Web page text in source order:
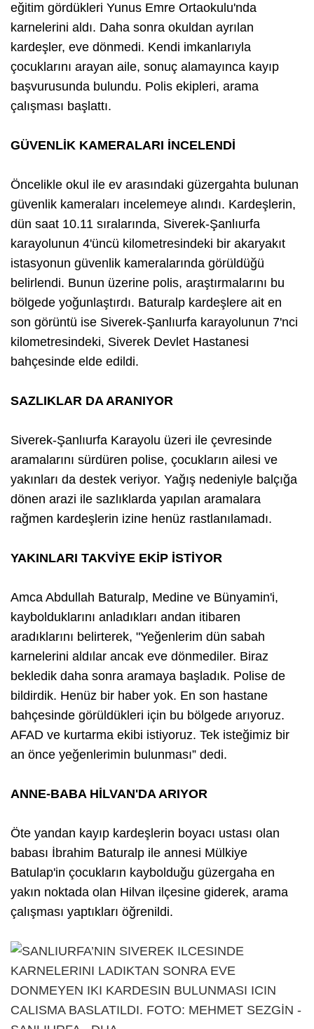
eğitim gördükleri Yunus Emre Ortaokulu'nda
karnelerini aldı. Daha sonra okuldan ayrılan
kardeşler, eve dönmedi. Kendi imkanlarıyla
çocuklarını arayan aile, sonuç alamayınca kayıp
başvurusunda bulundu. Polis ekipleri, arama
çalışması başlattı.
GÜVENLİK KAMERALARI İNCELENDİ
Öncelikle okul ile ev arasındaki güzergahta bulunan
güvenlik kameraları incelemeye alındı. Kardeşlerin,
dün saat 10.11 sıralarında, Siverek-Şanlıurfa
karayolunun 4'üncü kilometresindeki bir akaryakıt
istasyonun güvenlik kameralarında görüldüğü
belirlendi. Bunun üzerine polis, araştırmalarını bu
bölgede yoğunlaştırdı. Baturalp kardeşlere ait en
son görüntü ise Siverek-Şanlıurfa karayolunun 7'nci
kilometresindeki, Siverek Devlet Hastanesi
bahçesinde elde edildi.
SAZLIKLAR DA ARANIYOR
Siverek-Şanlıurfa Karayolu üzeri ile çevresinde
aramalarını sürdüren polise, çocukların ailesi ve
yakınları da destek veriyor. Yağış nedeniyle balçığa
dönen arazi ile sazlıklarda yapılan aramalara
rağmen kardeşlerin izine henüz rastlanılamadı.
YAKINLARI TAKVİYE EKİP İSTİYOR
Amca Abdullah Baturalp, Medine ve Bünyamin'i,
kaybolduklarını anladıkları andan itibaren
aradıklarını belirterek, "Yeğenlerim dün sabah
karnelerini aldılar ancak eve dönmediler. Biraz
bekledik daha sonra aramaya başladık. Polise de
bildirdik. Henüz bir haber yok. En son hastane
bahçesinde görüldükleri için bu bölgede arıyoruz.
AFAD ve kurtarma ekibi istiyoruz. Tek isteğimiz bir
an önce yeğenlerimin bulunması” dedi.
ANNE-BABA HİLVAN'DA ARIYOR
Öte yandan kayıp kardeşlerin boyacı ustası olan
babası İbrahim Baturalp ile annesi Mülkiye
Batulap'in çocukların kaybolduğu güzergaha en
yakın noktada olan Hilvan ilçesine giderek, arama
çalışması yaptıkları öğrenildi.